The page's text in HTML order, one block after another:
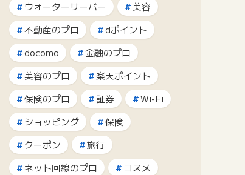
ウォーターサーバー
美容
不動産のプロ
dポイント
docomo
金融のプロ
美容のプロ
楽天ポイント
保険のプロ
証券
Wi-Fi
ショッピング
保険
クーポン
旅行
ネット回線のプロ
コスメ